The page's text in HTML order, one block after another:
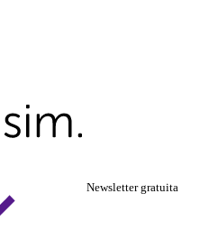
Newsletter gratuita